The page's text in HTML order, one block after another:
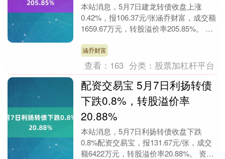
本站消息，5月7日建龙转债收盘上涨
0.42%，报106.37元/张涵乔财富，成交额
1659.67万元，转股溢价率205.85%。 资
涵乔财富
查看： 163 分类： 股票加杠杆平台
配资交易宝 5月7日利扬转债
下跌0.8%，转股溢价率
20.88%
本站消息，5月7日利扬转债收盘下跌
0.8%配资交易宝，报131.67元/张，成交
额6422万元，转股溢价率20.88%。 资料